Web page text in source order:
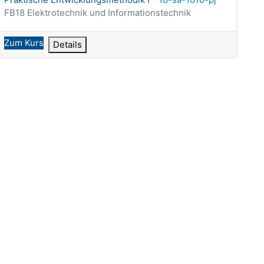
Kursbereich
FB18 Elektrotechnik und Informationstechnik
Zum Kurs Details